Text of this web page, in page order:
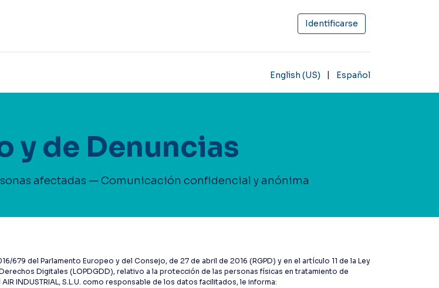
Identificarse
English (US) | Español
y de Denuncias
afectadas — Comunicación confidencial y anónima
679 del Parlamento Europeo y del Consejo, de 27 de abril de 2016 (RGPD) y en el artículo 11 de la Ley
Digitales (LOPDGDD), relativo a la protección de las personas físicas en tratamiento de
INDUSTRIAL, S.L.U. como responsable de los datos facilitados, le informa: